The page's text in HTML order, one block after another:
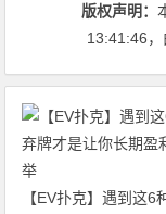
版权声明：
13:41:46
【EV扑克】遇到这6